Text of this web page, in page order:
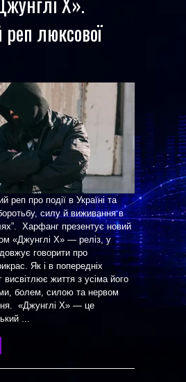
люксової
реп про події в Україні та
силу й виживання в
Харфанг презентує новий
«Джунглі Х» — реліз, у
говорити про
Як і в попередніх
життя з усіма його
болем, силою та нервом
«Джунглі Х» — це
...